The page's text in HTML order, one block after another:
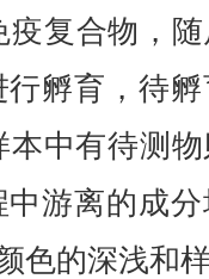
复合物，
孵育，待
本中有待测
游离的成
色的深浅和